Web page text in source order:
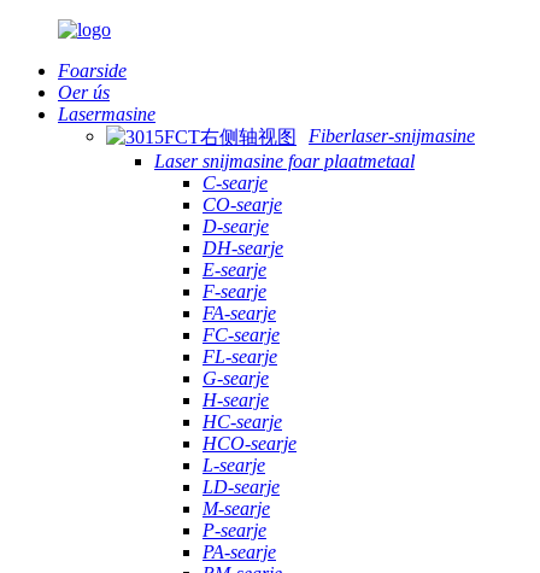
Foarside
Oer ús
Lasermasine
Fiberlaser-snijmasine
Laser snijmasine foar plaatmetaal
C-searje
CO-searje
D-searje
DH-searje
E-searje
F-searje
FA-searje
FC-searje
FL-searje
G-searje
H-searje
HC-searje
HCO-searje
L-searje
LD-searje
M-searje
P-searje
PA-searje